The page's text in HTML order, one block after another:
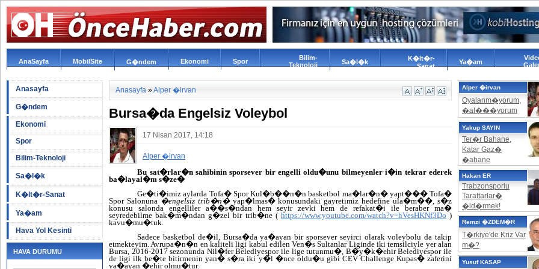
AnaSayfa MobilSite G�ndem Ekonomi Spor
Bilim-
Teknoloji
Sa�l�k
K�lt�r-
Sanat
Ya�am
Anasayfa
G�ndem
Ekonomi
Spor
Bilim-Teknoloji
Sa�l�k
K�lt�r-Sanat
Ya�am
Hava Yol Kesinti
HAVA DURUMU
Anasayfa »Alper �irvan
Bursa�da Engelsiz Voleybol
17 Nisan 2017, 14:18
Alper �irvan
Bu sat�rlar�n sahibinin sporsever bir engelli oldu�unu bilmeyenler i�in tekrar ederek
ba�layal�m s�ze�
Ge�ti�imiz aylarda Tofa� Spor Kul�b��n�n basketbol ma�lar�n� yapt��� Tofa�
Spor Salonuna �engelsiz trib�n� yap�lmas� konusundaki gayretimiz hedefine ula�m��, s�z
konusu salonda engelliler a��s�ndan hem seyir zevki hem de refakat�i ile beraber ma�
seyredebilme bak�m�ndan g�zel bir trib�ne ( https://www.youtube.com/watch?v=hVesHKNf3Do )
kavu�mu�tuk.
Sadece basketbol de�il, Bursa�da ya�ayan bir sporsever seyirci olarak voleybolu da takip
etmekteyim. Avrupa�n�n en kaliteli ligi kabul edilen Ven�s Sultanlar Liginde iki temsilciyle yer alan
Bursa, 2016-2017 sezonunda Nil�fer Belediyespor ile lige tutunmu�, B�y�k�ehir Belediyespor ile
de ligi ilk be�te bitirmenin yan� s�ra iki y�l �nce oldu�u gibi CEV Challenge Kupas� zaferini
ya�ayan �ehir olmu�tur.
Alper �irvan
Oyalanm�yorum,
�al���yorum
Yakup SAYIN
Ter�r Bahane,
Katar Gaz�
�ahane
Hakan ER
Trabzonsporlu
Taraftarlar�
�ld�rmek!
Remzi �ZDEM�R
T�rkiye'de Kriz Var
m�?
Yusuf KASAP